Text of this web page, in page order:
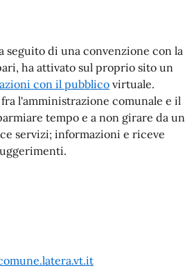
seguito di una convenzione con la
ha attivato sul proprio sito un
con il pubblico virtuale.
l'amministrazione comunale e il
tempo e a non girare da un
servizi; informazioni e riceve